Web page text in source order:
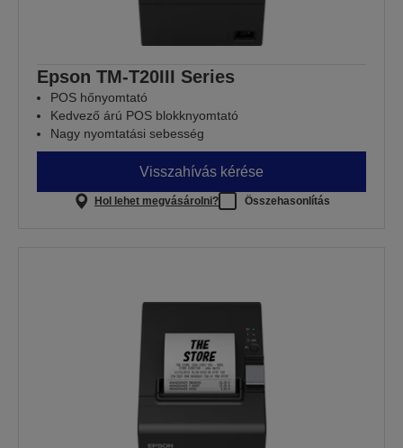
Epson TM-T20III Series
POS hőnyomtató
Kedvező árú POS blokknyomtató
Nagy nyomtatási sebesség
Visszahívás kérése
Hol lehet megvásárolni? Összehasonlítás